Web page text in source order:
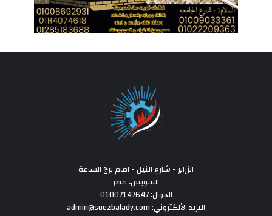
الزراير - شارع النيل - امام برج الساعة
السويس، مصر
الجوال: 01007147647
البريد الألكتروني: admin@suezbalady.com